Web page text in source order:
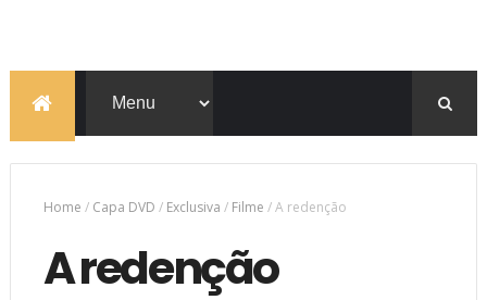
Home / Capa DVD / Exclusiva / Filme /A redenção
A redenção